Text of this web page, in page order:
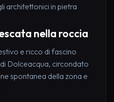
architettonici in pietra
nella roccia
e ricco di fascino
Dolceacqua, circondato
spontanea della zona e